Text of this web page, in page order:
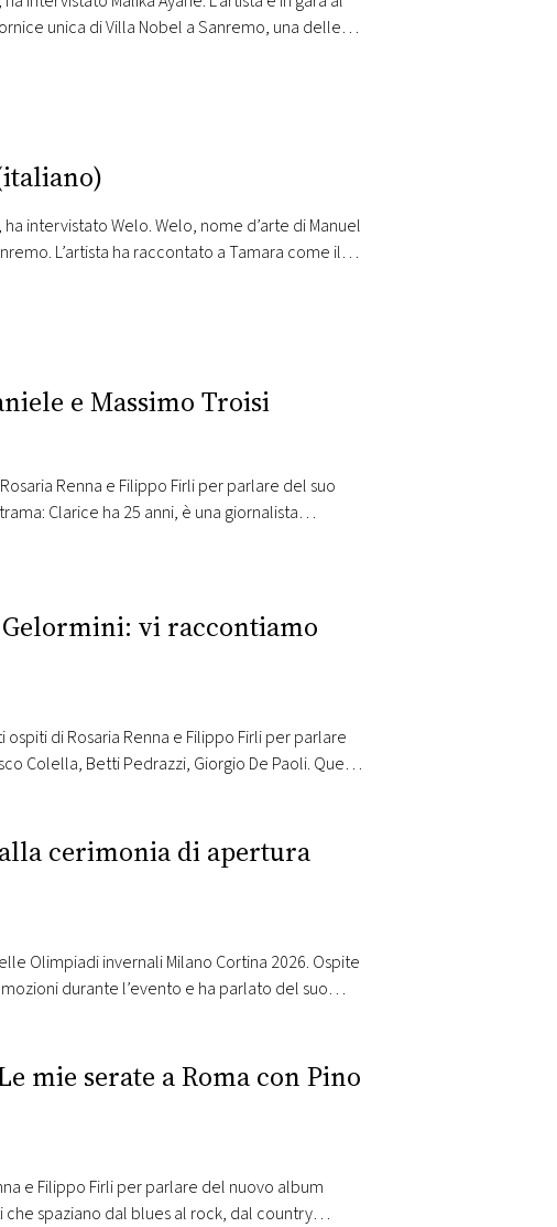
unica di Villa Nobel a Sanremo, una delle
più attesa dell’anno con…
intervistato Welo. Welo, nome d’arte di Manuel
L’artista ha raccontato a Tamara come il
canora. Radio Monte Carlo,…
e Massimo Troisi
Renna e Filippo Firli per parlare del suo
Clarice ha 25 anni, è una giornalista
per le storie, sia quelle degli altri che
vi raccontiamo
di Rosaria Renna e Filippo Firli per parlare
Colella, Betti Pedrazzi, Giorgio De Paoli. Questa
se non quello…
cerimonia di apertura
Olimpiadi invernali Milano Cortina 2026. Ospite
durante l’evento e ha parlato del suo
mie serate a Roma con Pino
e Filippo Firli per parlare del nuovo album
che spaziano dal blues al rock, dal country